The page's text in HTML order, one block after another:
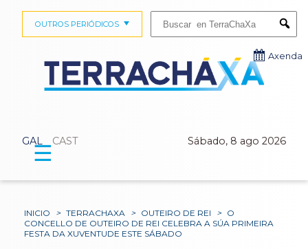
GAL CAST Sábado, 8 ago 2026
OUTROS PERIÓDICOS
Axenda
☰
INICIO > TERRACHAXA > OUTEIRO DE REI > O
CONCELLO DE OUTEIRO DE REI CELEBRA A SÚA PRIMEIRA
FESTA DA XUVENTUDE ESTE SÁBADO